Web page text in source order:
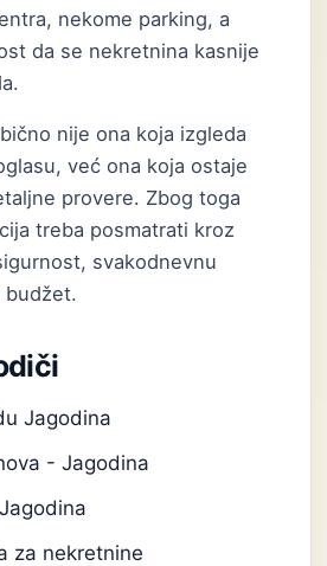
nekome parking, a
da se nekretnina kasnije
nije ona koja izgleda
već ona koja ostaje
provere. Zbog toga
treba posmatrati kroz
svakodnevnu
budžet.
Jagodina
- Jagodina
za nekretnine